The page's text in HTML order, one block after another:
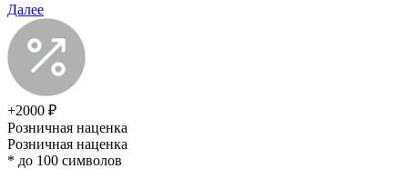
Далее
+2000 ₽
Розничная наценка
Розничная наценка
* до 100 символов